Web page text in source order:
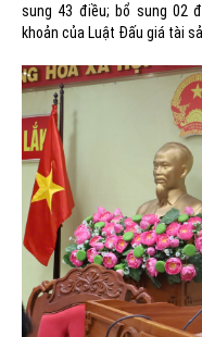
sung 43 điều; bổ sung 02
khoản của Luật Đấu giá tài